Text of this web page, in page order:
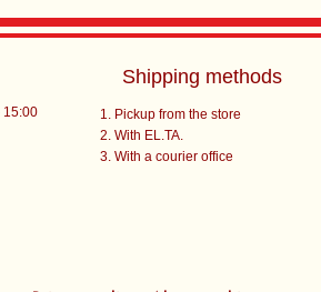
15:00
Shipping methods
Pickup from the store
With EL.TA.
With a courier office